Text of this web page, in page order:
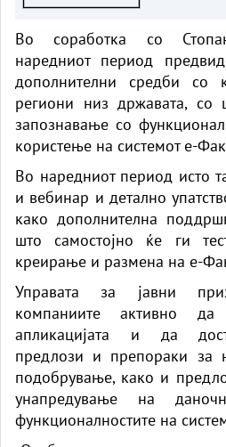
Во соработка со
наредниот период
дополнителни средби со
региони низ државата, со
запознавање со
користење на системот е-
Во наредниот период исто
и вебинар и детално
како дополнителна
што самостојно ќе ги
креирање и размена на е-
Управата за јавни
компаниите активно
апликацијата и да
предлози и препораки за
подобрување, како и
унапредување на
функционалностите на